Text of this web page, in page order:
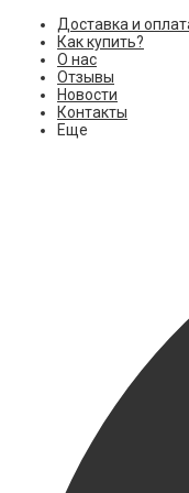
Доставка и
Как купить?
О нас
Отзывы
Новости
Контакты
Еще